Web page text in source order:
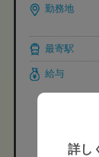
勤務地
最寄駅
給与
詳し